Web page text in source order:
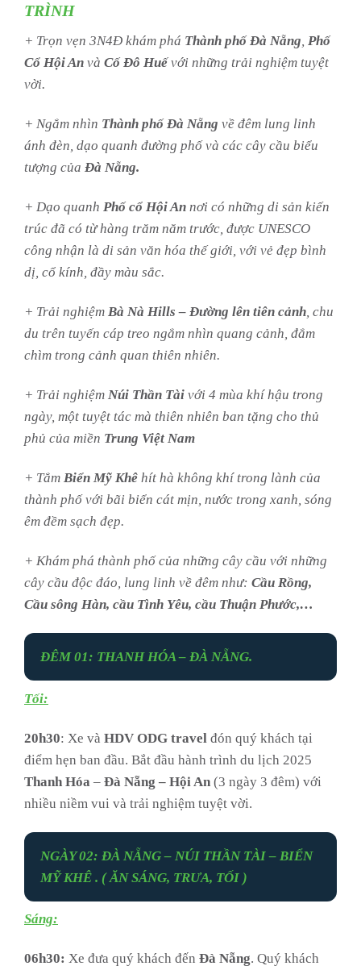
TRÌNH
+ Trọn vẹn 3N4Đ khám phá Thành phố Đà Nẵng Phố
Cổ Hội An và Cố Đô Huếvới những trải nghiệm tuyệt
vời.
+ Ngắm nhìn Thành phố Đà Nẵng về đêm lung linh
ánh đèn, dạo quanh đường phố và các cây cầu biểu
tượng của Đà Nẵng.
+ Dạo quanh Phố cổ Hội An nơi có những di sản kiến
trúc đã có từ hàng trăm năm trước, được UNESCO
công nhận là di sản văn hóa thế giới, với vẻ đẹp bình
dị, cổ kính, đầy màu sắc.
+ Trải nghiệm Bà Nà Hills – Đường lên tiên cảnh, chu
du trên tuyến cáp treo ngắm nhìn quang cảnh, đắm
chìm trong cảnh quan thiên nhiên.
+ Trải nghiệm Núi Thần Tài với 4 mùa khí hậu trong
ngày, một tuyệt tác mà thiên nhiên ban tặng cho thủ
phủ của miền Trung Việt Nam
+ Tắm Biển Mỹ Khê hít hà không khí trong lành của
thành phố với bãi biển cát mịn, nước trong xanh, sóng
êm đềm sạch đẹp.
+ Khám phá thành phố của những cây cầu với những
cây cầu độc đáo, lung linh về đêm như: Cầu Rồng,
Cầu sông Hàn, cầu Tình Yêu, cầu Thuận Phước,…
ĐÊM 01: THANH HÓA – ĐÀ NẴNG.
Tối:
20h30: Xe và HDV ODG travel đón quý khách tại
điểm hẹn ban đầu. Bắt đầu hành trình du lịch 2025
Thanh Hóa – Đà Nẵng – Hội An (3 ngày 3 đêm) với
nhiều niềm vui và trải nghiệm tuyệt vời.
NGÀY 02: ĐÀ NẴNG – NÚI THẦN TÀI – BIỂN
MỸ KHÊ . ( ĂN SÁNG, TRƯA, TỐI )
Sáng:
06h30: Xe đưa quý khách đến Đà Nẵng. Quý khách